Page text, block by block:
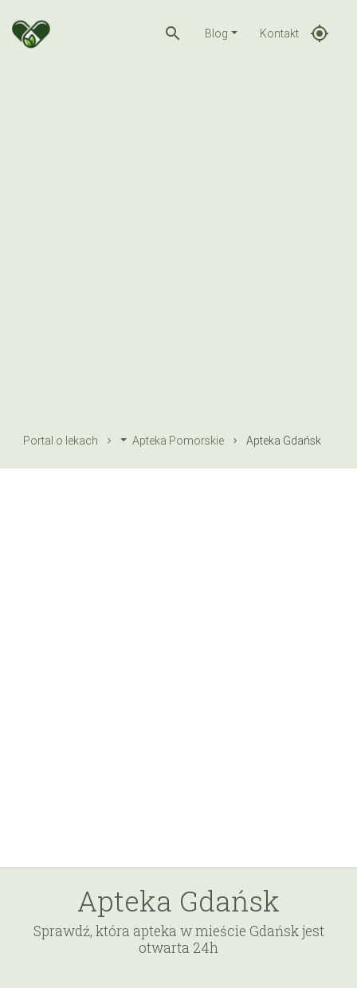
search Blog Kontakt gps_fixed
Portal o lekach Apteka Pomorskie Apteka Gdańsk
Apteka Gdańsk
Sprawdź, która apteka w mieście Gdańsk jest
otwarta 24h